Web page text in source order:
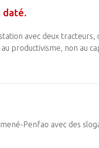
daté.
avec deux tracteurs,
productivisme, non au
Penfao avec des